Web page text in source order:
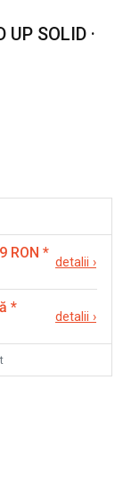
UP SOLID ·
RON *
detalii ›
*
detalii ›